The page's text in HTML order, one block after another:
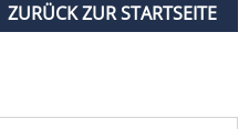
ZURÜCK ZUR STARTSEITE